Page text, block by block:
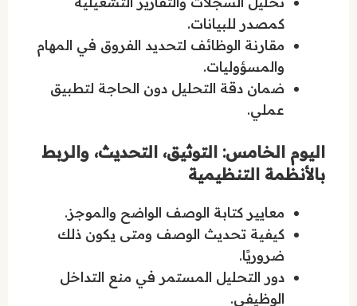
كمصدر للبيانات.
مقارنة الوظائف لتحديد الفروق في المهام
والمسؤوليات.
ضمان دقة التحليل دون الحاجة لتطبيق
عملي.
اليوم الخامس: التوثيق، التحديث، والربط
بالأنظمة التنظيمية
معايير كتابة الوصف الواضح والموجز.
كيفية تحديث الوصف ومتى يكون ذلك
ضروريًا.
دور التحليل المستمر في منع التداخل
الوظيفي.